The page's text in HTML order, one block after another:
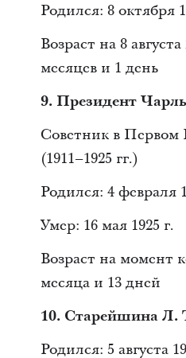
Родился: 8 октября
Возраст на 8
месяцев и 1 день
9. Президент
Советник в Первом
(1911–1925 гг.)
Родился: 4 февраля
Умер: 16 мая 1925 г.
Возраст на момент
месяца и 13 дней
10. Старейшина Л.
Родился: 5 августа